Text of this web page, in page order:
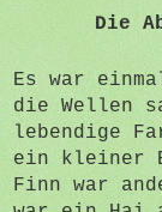
Die
Es war
die Wellen
lebendige
ein kleiner
Finn war